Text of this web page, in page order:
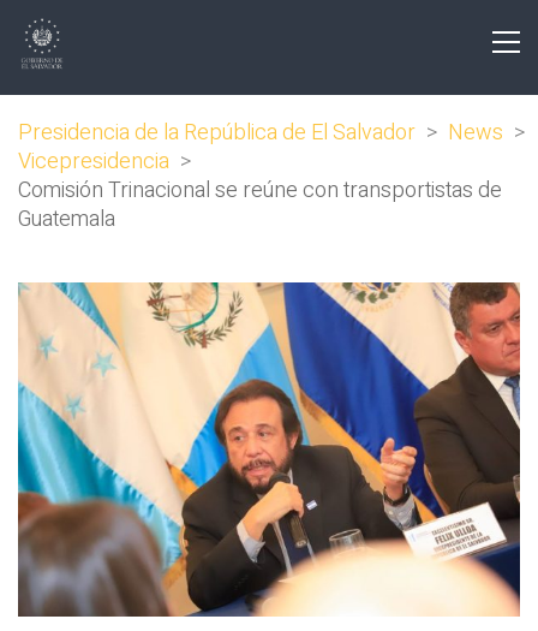
Presidencia de la República de El Salvador > News >
Vicepresidencia >
Comisión Trinacional se reúne con transportistas de
Guatemala